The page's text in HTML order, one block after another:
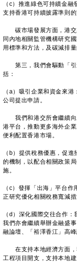
（c）推進綠色可持續金
支持香港可持續披露準則的
碳市場發展方面，港交
同內地相關監管機構研究
用標準和方法，及碳減排
第三，我們會驅動「引
括：
（a）吸引企業和資金來
公司提出申請。
我們和港交所會繼續向
港平台，推動更多海外企
便利配置香港市場。
（b）提供稅務優惠，促
的機制，以配合相關政策
施。
（c）發揮「出海」平台
正研究優化相關稅務寬減措
（d）深化國際交往合作
我們亦會繼續舉辦金融盛
融論壇、「裕澤香江」高
在支持本地經濟方面，
工程項目開支，支持本地